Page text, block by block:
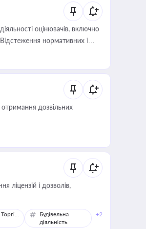
оцінювачів, включно
нормативних і
оподаткування,
діяльності
дозвільних
ліцензій і дозволів,
Торгівля
Будівельна
діяльність
+2